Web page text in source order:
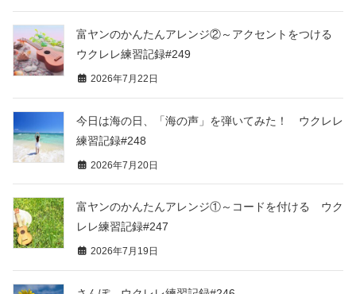
富ヤンのかんたんアレンジ②～アクセントをつける
ウクレレ練習記録#249
2026年7月22日
今日は海の日、「海の声」を弾いてみた！ ウクレレ
練習記録#248
2026年7月20日
富ヤンのかんたんアレンジ①～コードを付ける ウク
レレ練習記録#247
2026年7月19日